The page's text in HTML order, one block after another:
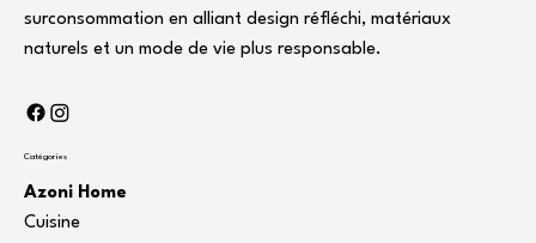
surconsommation en alliant design réfléchi, matériaux
naturels et un mode de vie plus responsable.
Catégories
Azoni Home
Cuisine